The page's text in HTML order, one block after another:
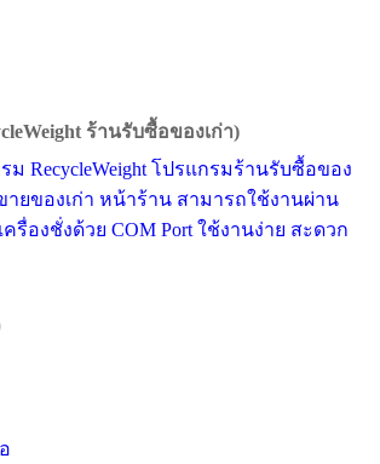
ร้านรับซื้อของเก่า)
RecycleWeight โปรแกรมร้านรับซื้อของ
ายของเก่า หน้าร้าน สามารถใช้งานผ่าน
รื่องชั่งด้วย COM Port ใช้งานง่าย สะดวก